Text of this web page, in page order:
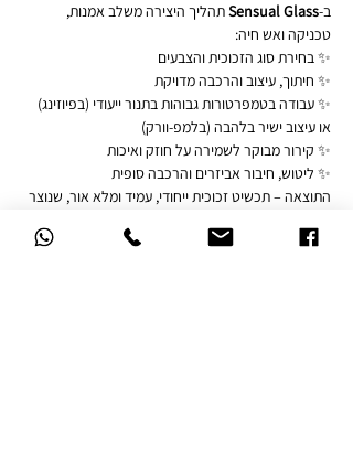
ב-Sensual Glass תהליך היצירה משלב אמנות,
טכניקה ואש חיה:
✨ בחירת סוג הזכוכית והצבעים
✨ חיתוך, עיצוב והרכבה מדויקת
✨ עבודה בטמפרטורות גבוהות בתנור ייעודי (בפיוזינג)
או עיצוב ישיר בלהבה (בלמפ-וורק)
✨ קירור מבוקר לשמירה על חוזק ואיכות
✨ ליטוש, חיבור אביזרים והרכבה סופית
התוצאה – תכשיט זכוכית ייחודי, עמיד ומלא אור, שנוצר